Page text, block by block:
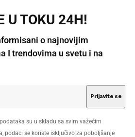
U TOKU 24H!
o najnovijim
I trendovima u svetu i na
su u skladu sa svim važećim
podaci se koriste isključivo za poboljšanje